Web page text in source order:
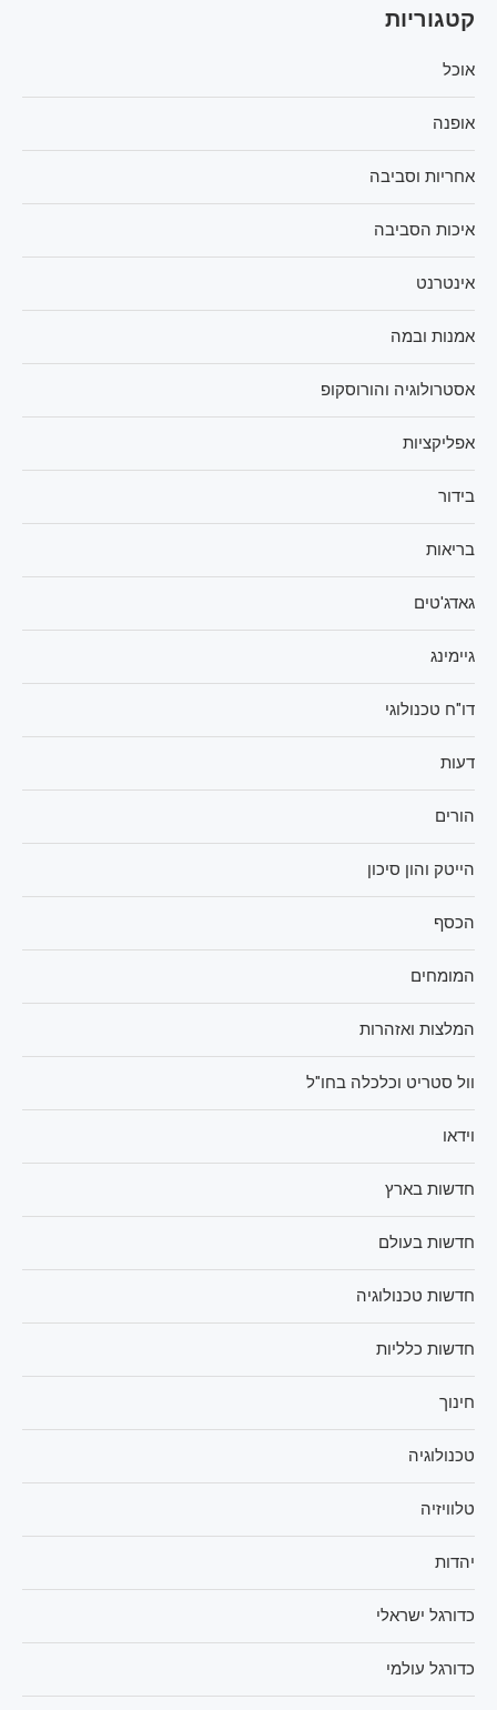
קטגוריות
אוכל
אופנה
אחריות וסביבה
איכות הסביבה
אינטרנט
אמנות ובמה
אסטרולוגיה והורוסקופ
אפליקציות
בידור
בריאות
גאדג'טים
גיימינג
דו"ח טכנולוגי
דעות
הורים
הייטק והון סיכון
הכסף
המומחים
המלצות ואזהרות
וול סטריט וכלכלה בחו"ל
וידאו
חדשות בארץ
חדשות בעולם
חדשות טכנולוגיה
חדשות כלליות
חינוך
טכנולוגיה
טלוויזיה
יהדות
כדורגל ישראלי
כדורגל עולמי